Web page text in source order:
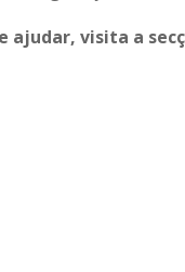
ajudar, visita a